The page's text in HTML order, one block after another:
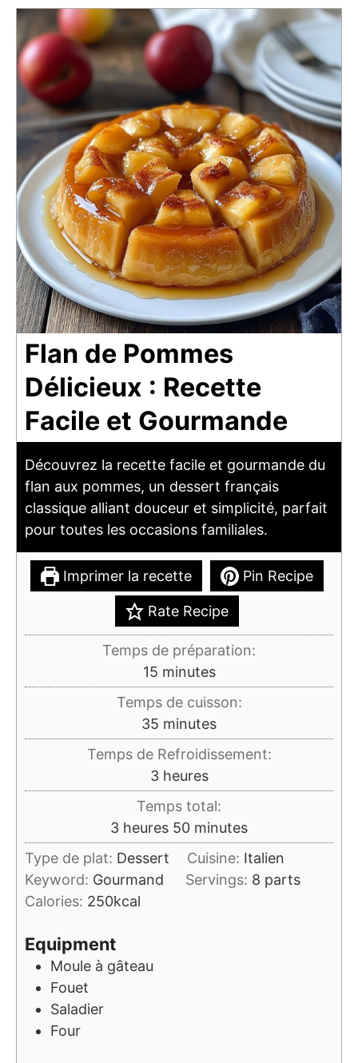
Flan de Pommes
Délicieux : Recette
Facile et Gourmande
Découvrez la recette facile et gourmande du
flan aux pommes, un dessert français
classique alliant douceur et simplicité, parfait
pour toutes les occasions familiales.
Imprimer la recette Pin Recipe
Rate Recipe
Temps de préparation:
15minutes
minutes
Temps de cuisson:
35 minutes
minutes
Temps de Refroidissement:
3heures
heures
Temps total:
3heures
heures 50minutes
minutes
Type de plat: Dessert Cuisine: Italien
Keyword: Gourmand Servings: 8 parts
Calories: 250kcal
Equipment
Moule à gâteau
Fouet
Saladier
Four